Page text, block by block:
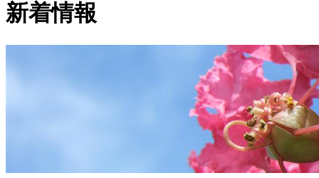
新着情報